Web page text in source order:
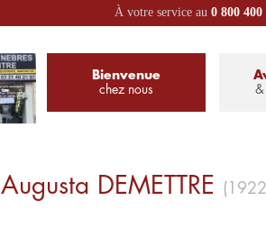
À votre service au 0 800 400
Bienvenue
chez nous
&
Augusta DEMETTRE